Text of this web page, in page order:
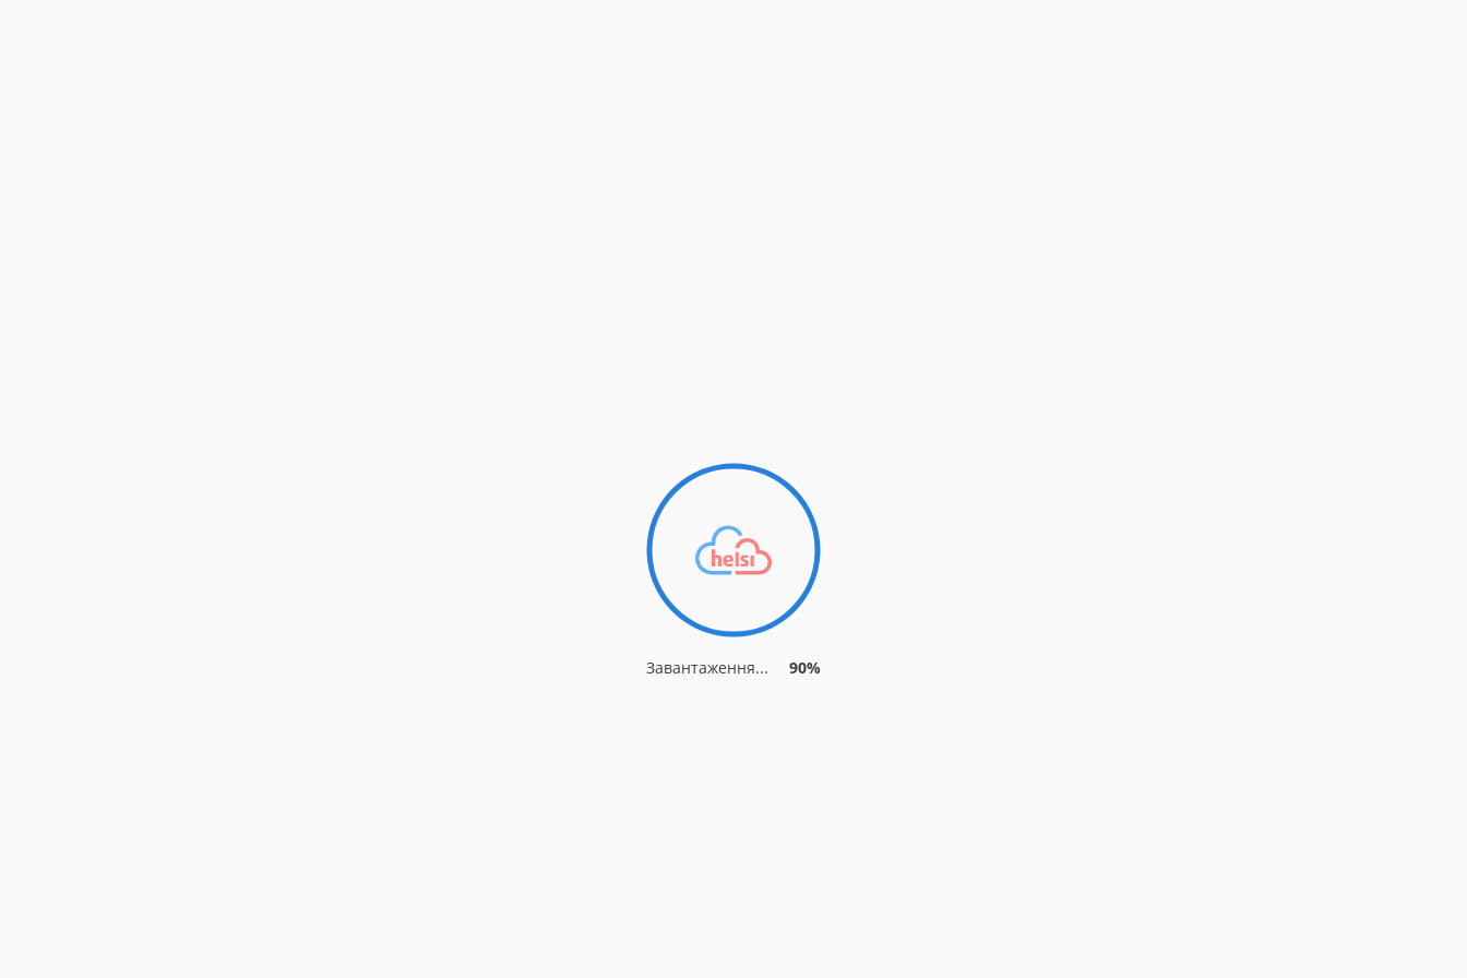
Завантаження... 90%